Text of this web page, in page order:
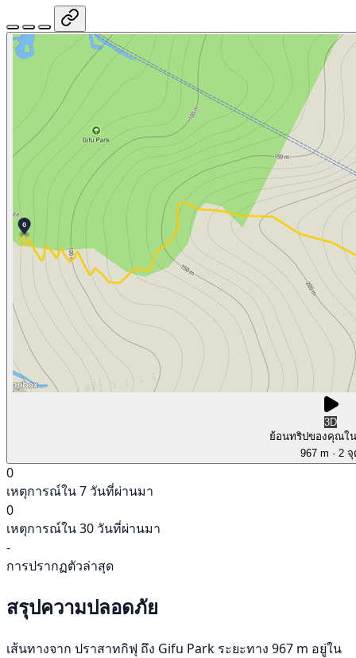
3D
ย้อนทริปของคุณใ
967 m · 2
0
เหตุการณ์ใน 7 วันที่ผ่านมา
0
เหตุการณ์ใน 30 วันที่ผ่านมา
-
การปรากฏตัวล่าสุด
สรุปความปลอดภัย
เส้นทางจาก ปราสาทกิฟุ ถึง Gifu Park ระยะทาง 967 m อยู่ใน